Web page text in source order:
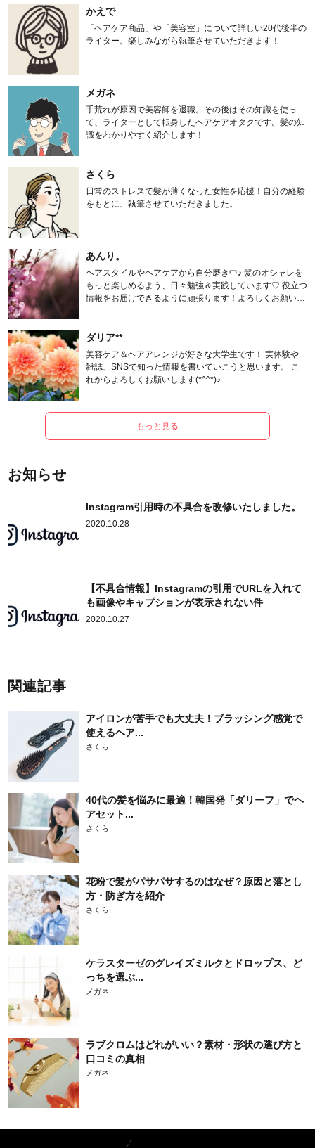
かえで
「ヘアケア商品」や「美容室」について詳しい20代後半の
ライター。楽しみながら執筆させていただきます！
メガネ
手荒れが原因で美容師を退職。その後はその知識を使っ
て、ライターとして転身したヘアケアオタクです。髪の知
識をわかりやすく紹介します！
さくら
日常のストレスで髪が薄くなった女性を応援！自分の経験
をもとに、執筆させていただきました。
あんり。
ヘアスタイルやヘアケアから自分磨き中♪ 髪のオシャレを
もっと楽しめるよう、日々勉強＆実践しています♡ 役立つ
情報をお届けできるように頑張ります！よろしくお願いし
ダリア**
美容ケア＆ヘアアレンジが好きな大学生です！ 実体験や
雑誌、SNSで知った情報を書いていこうと思います。 こ
れからよろしくお願いします(*^^*)♪
もっと見る
お知らせ
Instagram引用時の不具合を改修いたしました。
2020.10.28
【不具合情報】Instagramの引用でURLを入れて
も画像やキャプションが表示されない件
2020.10.27
関連記事
アイロンが苦手でも大丈夫！ブラッシング感覚で
使えるヘア...
さくら
40代の髪を悩みに最適！韓国発「ダリーフ」でヘ
アセット...
さくら
花粉で髪がパサパサするのはなぜ？原因と落とし
方・防ぎ方を紹介
さくら
ケラスターゼのグレイズミルクとドロップス、ど
っちを選ぶ...
メガネ
ラブクロムはどれがいい？素材・形状の選び方と
口コミの真相
メガネ